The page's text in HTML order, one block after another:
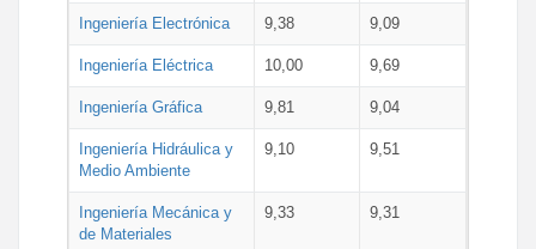
Ingeniería Electrónica 9,38 9,09
Ingeniería Eléctrica 10,00 9,69
Ingeniería Gráfica 9,81 9,04
Ingeniería Hidráulica y
Medio Ambiente
9,10 9,51
Ingeniería Mecánica y
de Materiales
9,33 9,31